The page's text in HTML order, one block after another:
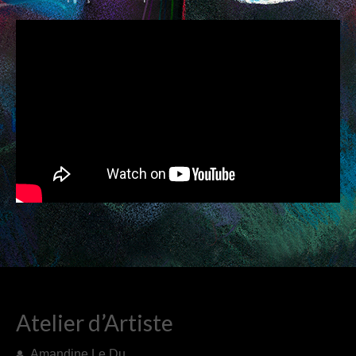
PAPIERS BAVARDS
Atelier d’Artiste